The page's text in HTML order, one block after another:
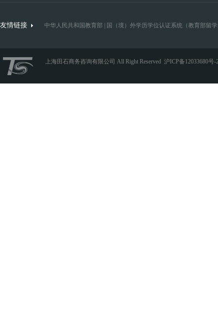
友情链接 中华人民共和国教育部 国（境）外学历学位认证系统（教育部留
上海田石商务咨询有限公司 All Right Reserved 沪ICP备12033680号-